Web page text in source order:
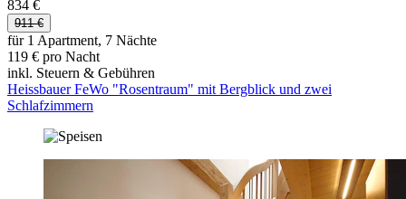
834 €
911 €
für 1 Apartment, 7 Nächte
119 € pro Nacht
inkl. Steuern & Gebühren
Heissbauer FeWo "Rosentraum" mit Bergblick und zwei
Schlafzimmern